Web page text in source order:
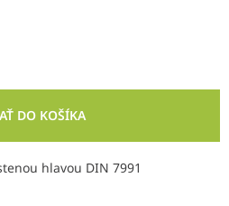
DO KOŠÍKA
hlavou DIN 7991